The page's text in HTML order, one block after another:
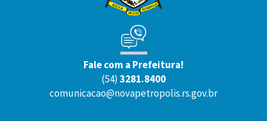
Fale com a Prefeitura!
(54) 3281.8400
comunicacao@novapetropolis.rs.gov.br